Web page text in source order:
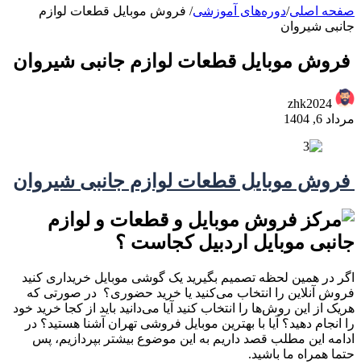
صفحه اصلی/دوره‌های آموزشی/ فروش موبایل قطعات لوازم
جانبی شیروان
فروش موبایل قطعات لوازم جانبی شیروان
zhk2024
مرداد 6, 1404
فروش موبایل قطعات لوازم جانبی شیروان
اگر در همین لحظه تصمیم بگیرید یک گوشی موبایل خریداری کنید
فروش آنلاین را انتخاب می‌کنید یا خرید حضوری؟ در صورتی که
هریک از این روش‌ها را انتخاب کنید آیا می‌دانید باید از کجا خرید خود
را انجام دهید؟ آیا با بهترین موبایل فروشی تهران آشنا هستید؟ در
ادامه این مطلب قصد داریم به این موضوع بیشتر بپردازیم، پس
حتما همراه ما باشید.